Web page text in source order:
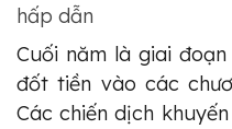
hấp dẫn
Cuối năm là giai
đốt tiền vào các
Các chiến dịch